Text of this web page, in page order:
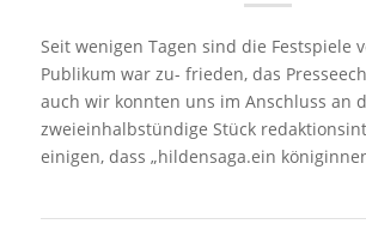
Seit wenigen Tagen sind die Festspiele
Publikum war zu- frieden, das
auch wir konnten uns im Anschluss an
zweieinhalbstündige Stück
einigen, dass „hildensaga.ein